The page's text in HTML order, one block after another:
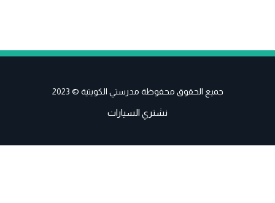
جميع الحقوق محفوظة مدرستي الكويتية © 2023
نشتري السيارات